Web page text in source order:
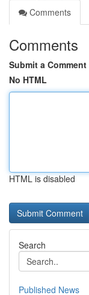
Comments
Comments
Submit a Comment
No HTML
HTML is disabled
Search
Published News